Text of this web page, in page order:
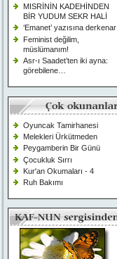
MISRİNİN KADEHİNDEN
BİR YUDUM SEKR HALİ
‘Emanet’ yazısına derkenar
Feminist değilim,
müslümanım!
Asr-ı Saadet’ten iki ayna:
görebilene…
Oyuncak Tamirhanesi
Melekleri Ürkütmeden
Peygamberin Bir Günü
Çocukluk Sırrı
Kur'an Okumaları - 4
Ruh Bakımı